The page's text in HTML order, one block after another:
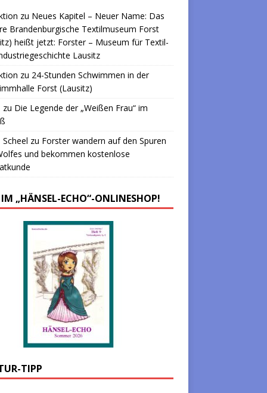
zu Neues Kapitel – Neuer Name: Das
Brandenburgische Textilmuseum Forst
heißt jetzt: Forster – Museum für Textil-
Lausitz
zu 24-Stunden Schwimmen in der
Forst (Lausitz)
zu Die Legende der „Weißen Frau“ im
Scheel zu Forster wandern auf den Spuren
und bekommen kostenlose
„HÄNSEL-ECHO“-ONLINESHOP!
TIPP